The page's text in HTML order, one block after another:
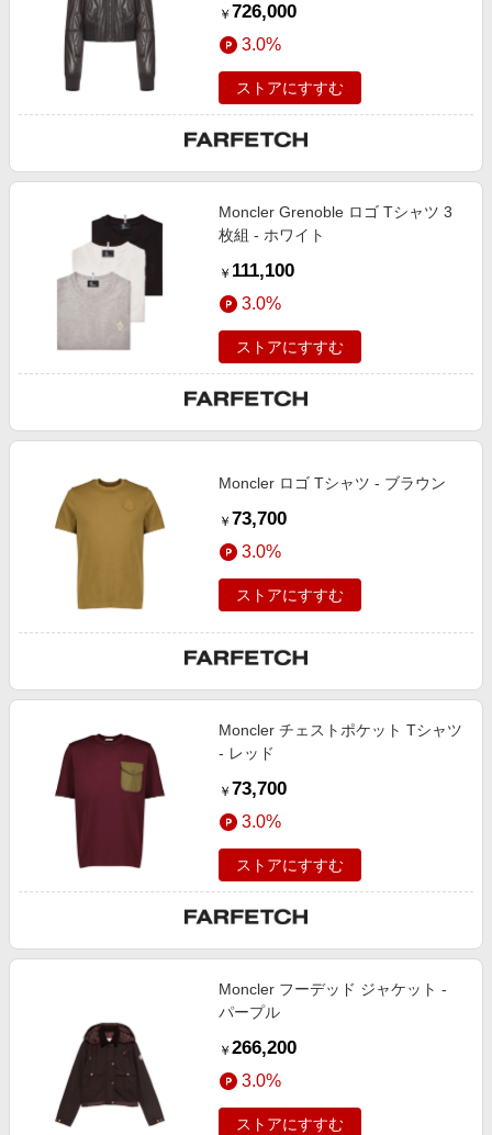
￥ 726,000
3.0%
ストアにすすむ
Moncler Grenoble ロゴ Tシャツ 3
枚組 - ホワイト
￥ 111,100
3.0%
ストアにすすむ
Moncler ロゴ Tシャツ - ブラウン
￥ 73,700
3.0%
ストアにすすむ
Moncler チェストポケット Tシャツ
- レッド
￥ 73,700
3.0%
ストアにすすむ
Moncler フーデッド ジャケット -
パープル
￥ 266,200
3.0%
ストアにすすむ